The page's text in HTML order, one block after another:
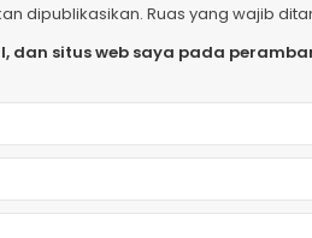
dipublikasikan. Ruas yang wajib
dan situs web saya pada